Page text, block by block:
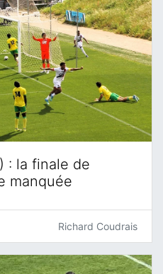
: la finale de
manquée
Richard Coudrais